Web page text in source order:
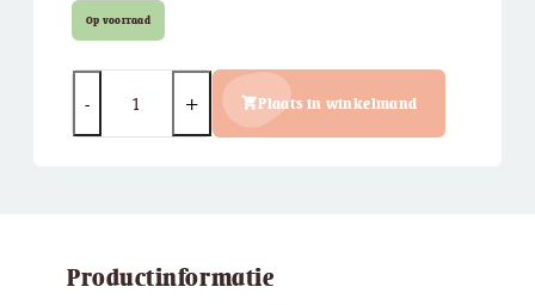
€ 2,25.
Op voorraad
Plaats in winkelmand
Productinformatie